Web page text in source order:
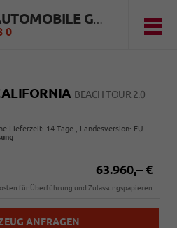
HUBER AUTOMOBILE GMBH
0
BEACH TOUR 2.0
Lieferzeit: 14 Tage , Landesversion: EU -
63.960,– €
für Überführung und Zulassungspapieren
ANFRAGEN